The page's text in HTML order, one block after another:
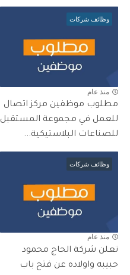
وظائف شركات
منذ عام
مطلوب موظفين مركز اتصال
للعمل في مجموعة المستقبل
للصناعات البلاستيكية...
وظائف شركات
منذ عام
تعلن شركة الحاج محمود
حبيبه واولاده عن فتح باب